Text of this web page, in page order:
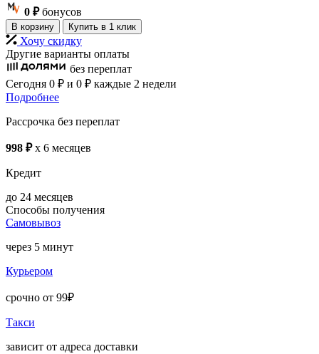
0 ₽бонусов
В корзину Купить в 1 клик
Хочу скидку
Другие варианты оплаты
без переплат
Сегодня 0 ₽ и 0 ₽ каждые 2 недели
Подробнее
Рассрочка без переплат
998 ₽x 6 месяцев
Кредит
до 24 месяцев
Способы получения
Самовывоз
через 5 минут
Курьером
срочно от 99₽
Такси
зависит от адреса доставки